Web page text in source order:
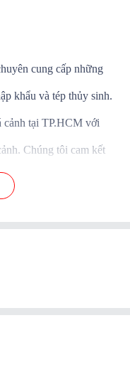
cung cấp những
khẩu và tép thủy sinh.
cảnh tại TP.HCM với
Chúng tôi cam kết
chất lượng và mới lại
bảo khỏe mạnh
trội, không bệnh tật
HÀNH CÁ SỐNG đến
tra thùng cá để shop